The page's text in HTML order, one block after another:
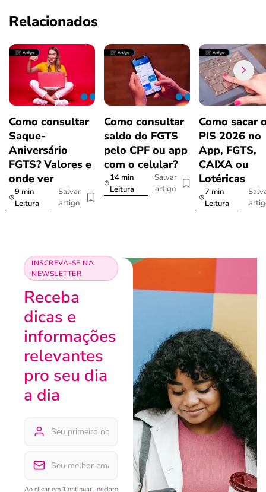
Relacionados
Como consultar
Saque-
Aniversário
FGTS? Valores e
onde ver
9 min
Leitura
Salvar
artigo
Como consultar
saldo do FGTS
pelo CPF ou app
com o celular?
14 min
Leitura
Salvar
artigo
Como sacar
PIS 2026 no
App, FGTS,
CAIXA ou
Lotéricas
7 min
Leitura
INSCREVA-SE NA
NEWSLETTER
Receba
dicas e
informações
relevantes
pro seu dia
a dia
Ao clicar em 'Continuar', declaro